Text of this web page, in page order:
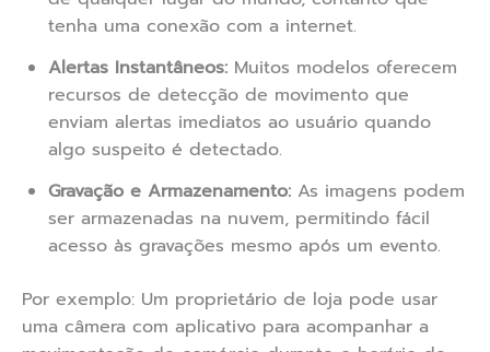
tenha uma conexão com a internet.
Alertas Instantâneos: Muitos modelos oferecem
recursos de detecção de movimento que
enviam alertas imediatos ao usuário quando
algo suspeito é detectado.
Gravação e Armazenamento: As imagens podem
ser armazenadas na nuvem, permitindo fácil
acesso às gravações mesmo após um evento.
Por exemplo: Um proprietário de loja pode usar
uma câmera com aplicativo para acompanhar a